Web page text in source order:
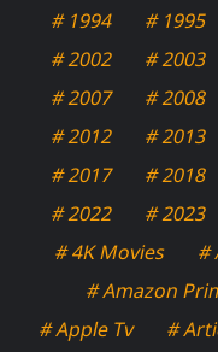
# 1994
# 1995
# 2002
# 2003
# 2007
# 2008
# 2012
# 2013
# 2017
# 2018
# 2022
# 2023
# 4K Movies
#
# Amazon
# Apple Tv
#